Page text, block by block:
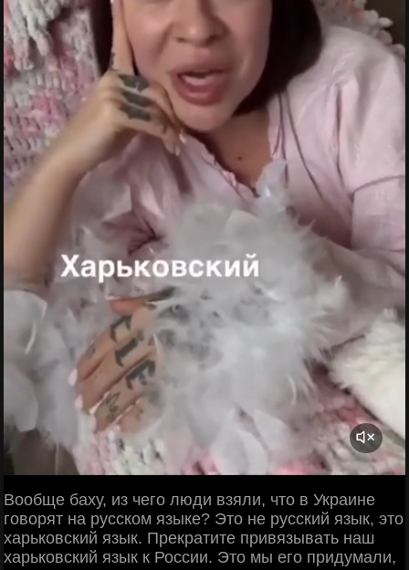
Вообще баху, из чего люди взяли, что в Украине
говорят на русском языке? Это не русский язык, это
харьковский язык. Прекратите привязывать наш
харьковский язык к России. Это мы его придумали,